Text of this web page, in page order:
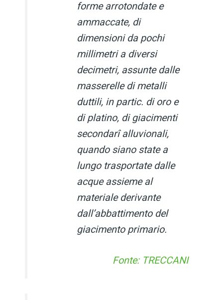
forme arrotondate e
ammaccate, di
dimensioni da pochi
millimetri a diversi
decimetri, assunte dalle
masserelle di metalli
duttili, in partic. di oro e
di platino, di giacimenti
secondarî alluvionali,
quando siano state a
lungo trasportate dalle
acque assieme al
materiale derivante
dall’abbattimento del
giacimento primario.
Fonte: TRECCANI